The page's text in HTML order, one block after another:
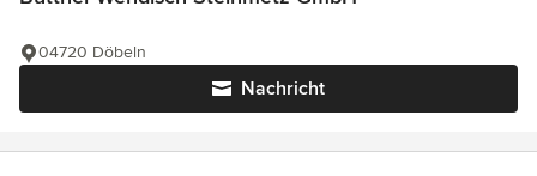
Nachricht
04720 Döbeln